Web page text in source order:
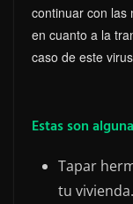
continuar con las
en cuanto a la
caso de este
Estas son
Tapar
tu vivienda.